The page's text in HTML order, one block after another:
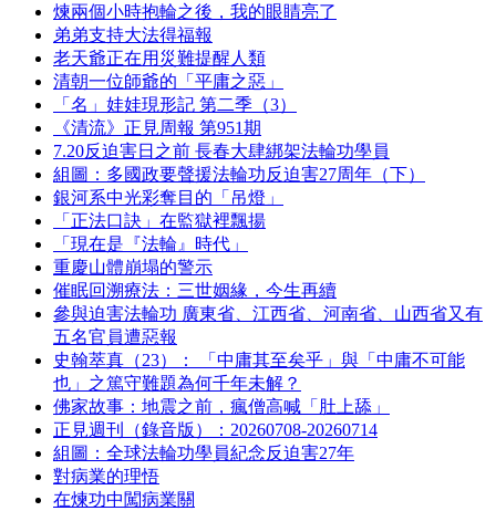
煉兩個小時抱輪之後，我的眼睛亮了
弟弟支持大法得福報
老天爺正在用災難提醒人類
清朝一位師爺的「平庸之惡」
「名」娃娃現形記 第二季（3）
《清流》正見周報 第951期
7.20反迫害日之前 長春大肆綁架法輪功學員
組圖：多國政要聲援法輪功反迫害27周年（下）
銀河系中光彩奪目的「吊燈」
「正法口訣」在監獄裡飄揚
「現在是『法輪』時代」
重慶山體崩塌的警示
催眠回溯療法：三世姻緣，今生再續
參與迫害法輪功 廣東省、江西省、河南省、山西省又有
五名官員遭惡報
史翰萃真（23）： 「中庸其至矣乎」與「中庸不可能
也」之篤守難題為何千年未解？
佛家故事：地震之前，瘋僧高喊「肚上舔」
正見週刊（錄音版）：20260708-20260714
組圖：全球法輪功學員紀念反迫害27年
對病業的理悟
在煉功中闖病業關